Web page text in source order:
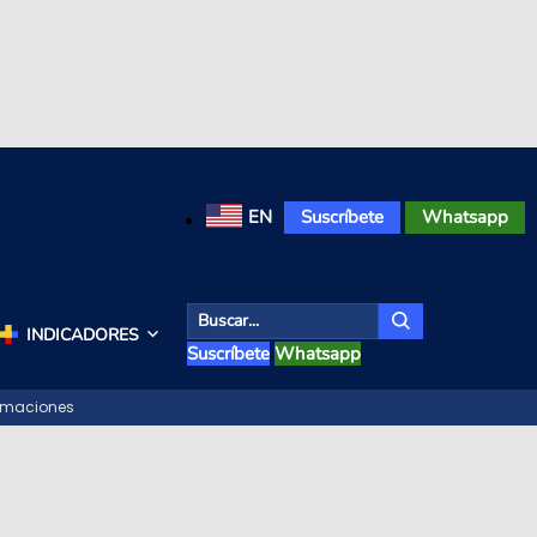
EN Suscríbete Whatsapp
INDICADORES
Suscríbete Whatsapp